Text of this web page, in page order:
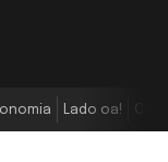
Lado oa!